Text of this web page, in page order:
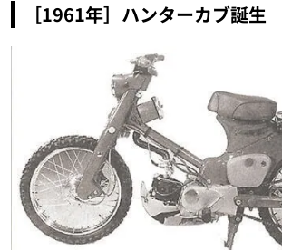
［1961年］ハンターカブ誕生